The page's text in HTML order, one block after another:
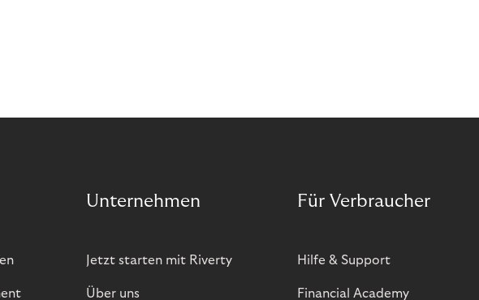
Unternehmen
Jetzt starten mit Riverty
Über uns
Für Verbraucher
Hilfe & Support
Financial Academy